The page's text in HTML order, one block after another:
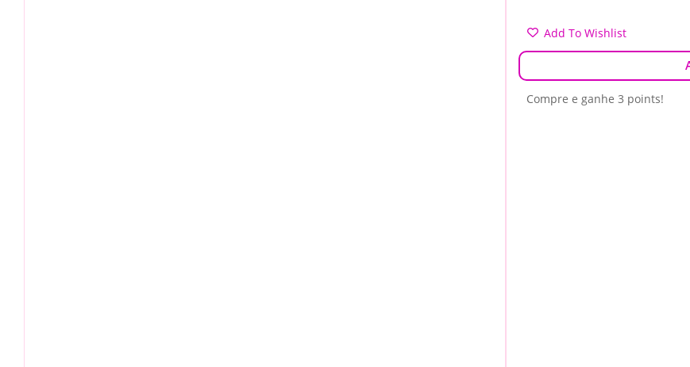
Add To Wishlist
Compre e ganhe 3 points!